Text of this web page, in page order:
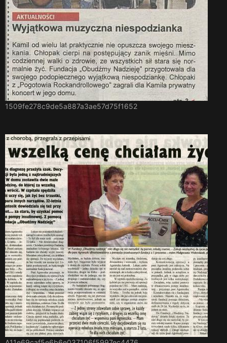
1509fe278c9de5a887a3ae57d75f1652